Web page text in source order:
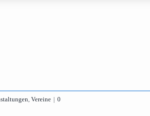
, Vereine | 0